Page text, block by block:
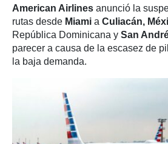
American Airlines anunció la
rutas desde Miami a Culiacán,
República Dominicana y San
parecer a causa de la escasez de
la baja demanda.